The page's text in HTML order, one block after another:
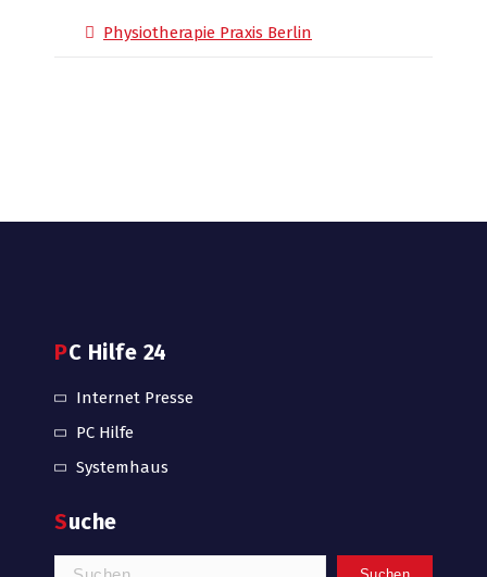
Physiotherapie Praxis Berlin
PC Hilfe 24
Internet Presse
PC Hilfe
Systemhaus
Suche
Suchen